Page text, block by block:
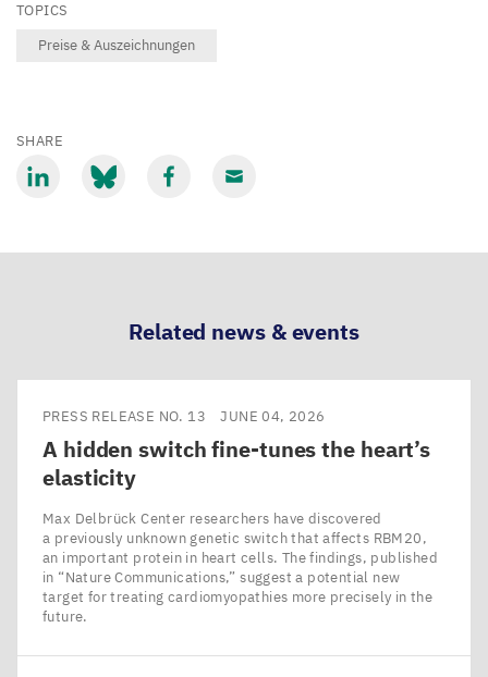
TOPICS
Preise & Auszeichnungen
SHARE
Related news & events
PRESS RELEASE NO. 13 JUNE 04, 2026
A hidden switch fine-tunes the heart’s
elasticity
Max Delbrück Center researchers have discovered
a previously unknown genetic switch that affects RBM20,
an important protein in heart cells. The findings, published
in ​“Nature Communications,” suggest a potential new
target for treating cardiomyopathies more precisely in the
future.